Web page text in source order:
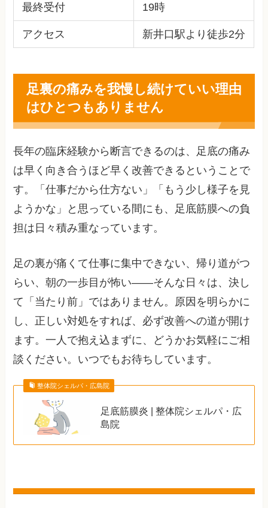
最終受付 19時
アクセス 新井口駅より徒歩2分
足裏の痛みを我慢し続けていい理由
はひとつもありません
長年の臨床経験から断言できるのは、足底の痛み
は早く向き合うほど早く改善できるということで
す。「仕事だから仕方ない」「もう少し様子を見
ようかな」と思っている間にも、足底筋膜への負
担は日々積み重なっています。
足の裏が痛くて仕事に集中できない、帰り道がつ
らい、朝の一歩目が怖い――そんな日々は、決し
て「当たり前」ではありません。原因を明らかに
し、正しい対処をすれば、必ず改善への道が開け
ます。一人で抱え込まずに、どうかお気軽にご相
談ください。いつでもお待ちしています。
整体院シェルパ・広島院
足底筋膜炎 | 整体院シェルパ・広
島院